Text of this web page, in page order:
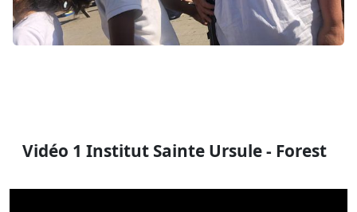
Vidéo 1 Institut Sainte Ursule - Forest